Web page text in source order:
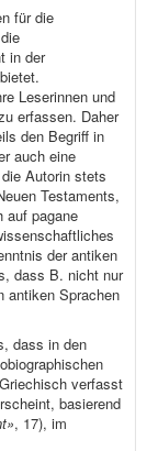
für die
in der
Leserinnen und
erfassen. Daher
den Begriff in
auch eine
Autorin stets
Testaments,
auf pagane
der antiken
dass B. nicht nur
antiken Sprachen
dass in den
verfasst
basierend
, 17), im